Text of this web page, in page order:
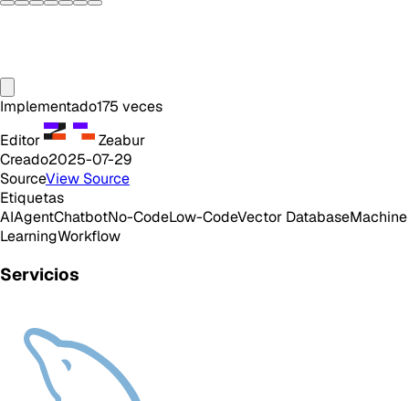
Implementado175 veces
Editor
Zeabur
Creado2025-07-29
SourceView Source
Etiquetas
AIAgentChatbotNo-CodeLow-CodeVector DatabaseMachine
LearningWorkflow
Servicios